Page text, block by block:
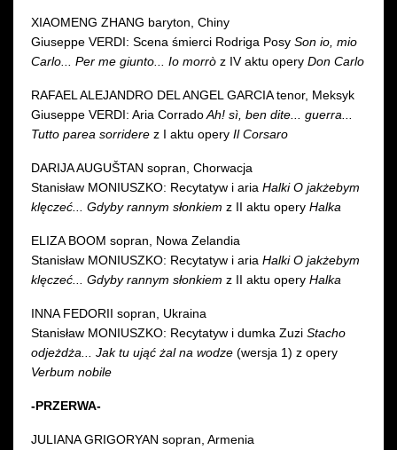
XIAOMENG ZHANG baryton, Chiny
Giuseppe VERDI: Scena śmierci Rodriga Posy Son io, mio
Carlo... Per me giunto... Io morrò z IV aktu opery Don Carlo
RAFAEL ALEJANDRO DEL ANGEL GARCIA tenor, Meksyk
Giuseppe VERDI: Aria CorradoAh! sì, ben dite... guerra...
Tutto parea sorridere z I aktu opery Il Corsaro
DARIJA AUGUŠTAN sopran, Chorwacja
Stanisław MONIUSZKO: Recytatyw i aria Halki O jakżebym
klęczeć... Gdyby rannym słonkiem z II aktu opery Halka
ELIZA BOOM sopran, Nowa Zelandia
Stanisław MONIUSZKO: Recytatyw i aria Halki O jakżebym
klęczeć... Gdyby rannym słonkiem z II aktu opery Halka
INNA FEDORII sopran, Ukraina
Stanisław MONIUSZKO: Recytatyw i dumka Zuzi Stacho
odjeżdża... Jak tu ująć żal na wodze (wersja 1) z opery
Verbum nobile
-PRZERWA-
JULIANA GRIGORYAN sopran, Armenia